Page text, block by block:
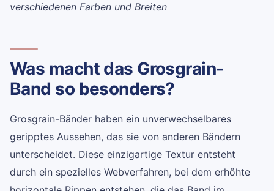
verschiedenen Farben und Breiten
Was macht das Grosgrain-
Band so besonders?
Grosgrain-Bänder haben ein unverwechselbares
geripptes Aussehen, das sie von anderen Bändern
unterscheidet. Diese einzigartige Textur entsteht
durch ein spezielles Webverfahren, bei dem erhöhte